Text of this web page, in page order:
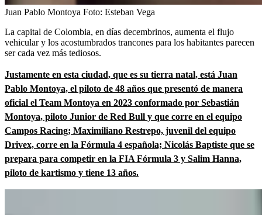
Juan Pablo Montoya Foto: Esteban Vega
La capital de Colombia, en días decembrinos, aumenta el flujo
vehicular y los acostumbrados trancones para los habitantes parecen
ser cada vez más tediosos.
Justamente en esta ciudad, que es su tierra natal, está Juan
Pablo Montoya, el piloto de 48 años que presentó de manera
oficial el Team Montoya en 2023 conformado por Sebastián
Montoya, piloto Junior de Red Bull y que corre en el equipo
Campos Racing; Maximiliano Restrepo, juvenil del equipo
Drivex, corre en la Fórmula 4 española; Nicolás Baptiste que se
prepara para competir en la FIA Fórmula 3 y Salim Hanna,
piloto de kartismo y tiene 13 años.